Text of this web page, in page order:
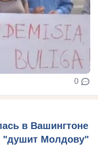
0
в Вашингтоне
"душит Молдову"